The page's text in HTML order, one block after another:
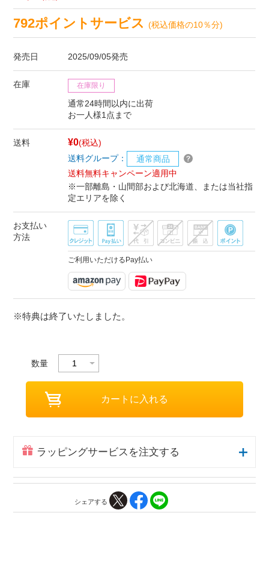
792ポイントサービス(税込価格の10％分)
発売日 2025/09/05発売
在庫 在庫限り
通常24時間以内に出荷
お一人様1点まで
送料 ¥0(税込)
送料グループ：
通常商品
送料無料キャンペーン適用中
※一部離島・山間部および北海道、または当社指
定エリアを除く
お支払い
方法
ご利用いただけるPay払い
※特典は終了いたしました。
数量
ラッピングサービスを注文する
シェアする